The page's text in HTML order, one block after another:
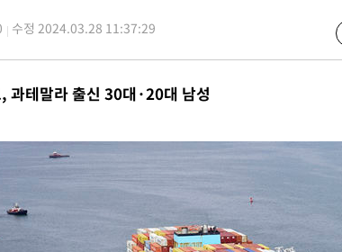
수정 2024.03.28 11:37:29
과테말라 출신 30대·20대 남성